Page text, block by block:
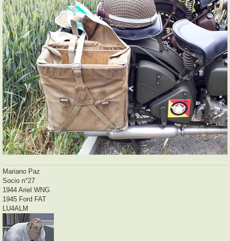
Mariano Paz
Socio n°27
1944 Ariel WNG
1945 Ford FAT
LU4ALM